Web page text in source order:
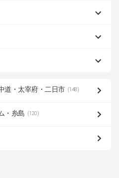
道・太宰府・二日市 (148)
・糸島 (120)